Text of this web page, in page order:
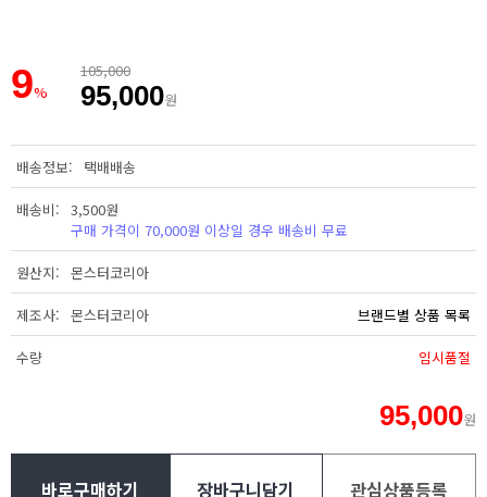
9%
105,000
95,000원
배송정보 택배배송
배송비
3,500원
구매 가격이 70,000원 이상일 경우 배송비 무료
원산지 몬스터코리아
제조사 몬스터코리아 브랜드별 상품 목록
수량 임시품절
95,000원
바로구매하기 장바구니담기 관심상품등록